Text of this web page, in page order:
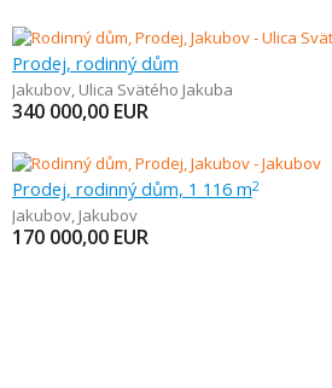
Prodej, rodinný dům
Jakubov, Ulica Svätého Jakuba
340 000,00 EUR
Prodej, rodinný dům, 1 116 m2
Jakubov, Jakubov
170 000,00 EUR